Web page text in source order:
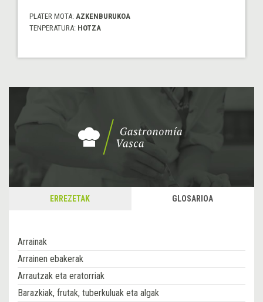
PLATER MOTA: AZKENBURUKOA
TENPERATURA: HOTZA
ERREZETAK GLOSARIOA
Arrainak
Arrainen ebakerak
Arrautzak eta eratorriak
Barazkiak, frutak, tuberkuluak eta algak